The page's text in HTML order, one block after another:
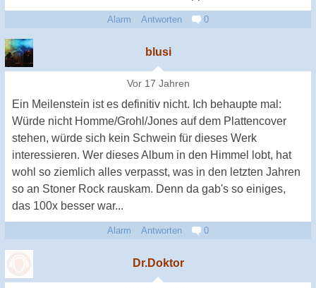
Alarm Antworten 0
blusi
Vor 17 Jahren
Ein Meilenstein ist es definitiv nicht. Ich behaupte mal:
Würde nicht Homme/Grohl/Jones auf dem Plattencover
stehen, würde sich kein Schwein für dieses Werk
interessieren. Wer dieses Album in den Himmel lobt, hat
wohl so ziemlich alles verpasst, was in den letzten Jahren
so an Stoner Rock rauskam. Denn da gab's so einiges,
das 100x besser war...
Alarm Antworten 0
Dr.Doktor